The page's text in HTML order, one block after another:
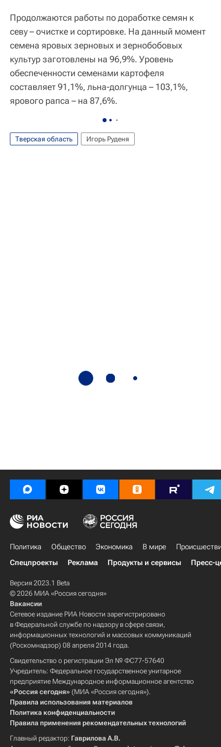
Продолжаются работы по доработке семян к
севу – очистке и сортировке. На данный момент
семена яровых зерновых и зернобобовых
культур заготовлены на 96,9%. Уровень
обеспеченности семенами картофеля
составляет 91,1%, льна-долгунца – 103,1%,
ярового рапса – на 87,6%.
Тверская область Игорь Руденя
Политика Общество Экономика В мире
Спецпроекты
Реклама Продукты и сервисы Пресс-
Версия 2023.1 Beta
© 2026 МИА «Россия сегодня»
Вакансии
Сетевое издание РИА Новости зарегистрировано
в Федеральной службе по надзору в сфере связи,
информационных технологий и массовых коммуникаций
(Роскомнадзор) 08 апреля 2014 года.
Свидетельство о регистрации Эл № ФС77-57640
Учредитель: Федеральное государственное унитарное
предприятие Международное информационное агентство
«Россия сегодня» (МИА «Россия сегодня»).
Правила использования материалов
Политика конфиденциальности
Правила применения рекомендательных технологий
Главный редактор: Гаврилова А.В.